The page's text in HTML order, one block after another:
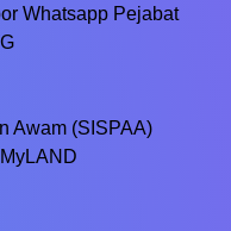
Whatsapp Pejabat
Awam (SISPAA)